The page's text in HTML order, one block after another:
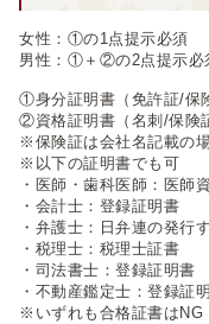
女性：①の1点提示必須
男性：①＋②の2点提示必
①身分証明書（免許証/保
②資格証明書（名刺/保険
※保険証は会社名記載の
※以下の証明書でも可
・医師・歯科医師：医師
・会計士：登録証明書
・弁護士：日弁連の発行
・税理士：税理士証書
・司法書士：登録証明書
・不動産鑑定士：登録証
※いずれも合格証書はNG